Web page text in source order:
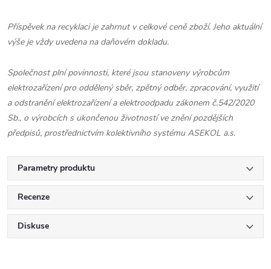
Příspěvek na recyklaci je zahrnut v celkové ceně zboží. Jeho aktuální
výše je vždy uvedena na daňovém dokladu.
Společnost plní povinnosti, které jsou stanoveny výrobcům
elektrozařízení pro oddělený sběr, zpětný odběr, zpracování, využití
a odstranění elektrozařízení a elektroodpadu zákonem č.542/2020
Sb., o výrobcích s ukončenou životností ve znění pozdějších
předpisů, prostřednictvím kolektivního systému ASEKOL a.s.
Parametry produktu
Recenze
Diskuse